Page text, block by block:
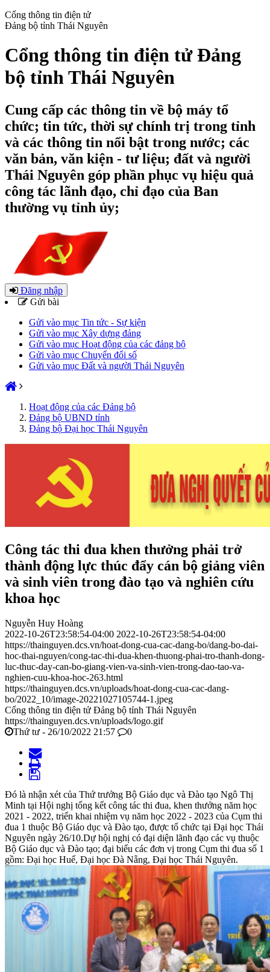
Cổng thông tin điện tử
Đảng bộ tỉnh Thái Nguyên
Cổng thông tin điện tử Đảng
bộ tỉnh Thái Nguyên
Cung cấp các thông tin về bộ máy tổ
chức; tin tức, thời sự chính trị trong tỉnh
và các thông tin nổi bật trong nước; các
văn bản, văn kiện - tư liệu; đất và người
Thái Nguyên góp phần phục vụ hiệu quả
công tác lãnh đạo, chỉ đạo của Ban
thường vụ tỉnh ủy;
Đăng nhập
Gửi bài
Gửi vào mục Tin tức - Sự kiện
Gửi vào mục Xây dựng đảng
Gửi vào mục Hoạt động của các đảng bộ
Gửi vào mục Chuyển đổi số
Gửi vào mục Đất và người Thái Nguyên
Hoạt động của các Đảng bộ
Đảng bộ UBND tỉnh
Đảng bộ Đại học Thái Nguyên
Công tác thi đua khen thưởng phải trở
thành động lực thúc đẩy cán bộ giảng viên
và sinh viên trong đào tạo và nghiên cứu
khoa học
Nguyễn Huy Hoàng
2022-10-26T23:58:54-04:00 2022-10-26T23:58:54-04:00
https://thainguyen.dcs.vn/hoat-dong-cua-cac-dang-bo/dang-bo-dai-
hoc-thai-nguyen/cong-tac-thi-dua-khen-thuong-phai-tro-thanh-dong-
luc-thuc-day-can-bo-giang-vien-va-sinh-vien-trong-dao-tao-va-
nghien-cuu-khoa-hoc-263.html
https://thainguyen.dcs.vn/uploads/hoat-dong-cua-cac-dang-
bo/2022_10/image-20221027105744-1.jpeg
Cổng thông tin điện tử Đảng bộ tỉnh Thái Nguyên
https://thainguyen.dcs.vn/uploads/logo.gif
Thứ tư - 26/10/2022 21:57
0
Đó là nhận xét của Thứ trưởng Bộ Giáo dục và Đào tạo Ngô Thị
Minh tại Hội nghị tổng kết công tác thi đua, khen thưởng năm học
2021 - 2022, triển khai nhiệm vụ năm học 2022 - 2023 của Cụm thi
đua 1 thuộc Bộ Giáo dục và Đào tạo, được tổ chức tại Đại học Thái
Nguyên ngày 26/10.Dự hội nghị có đại diện lãnh đạo các vụ thuộc
Bộ Giáo dục và Đào tạo; đại biểu các đơn vị trong Cụm thi đua số 1
gồm: Đại học Huế, Đại học Đà Nẵng, Đại học Thái Nguyên.